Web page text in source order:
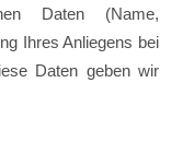
Daten (Name,
Ihres Anliegens bei
Daten geben wir